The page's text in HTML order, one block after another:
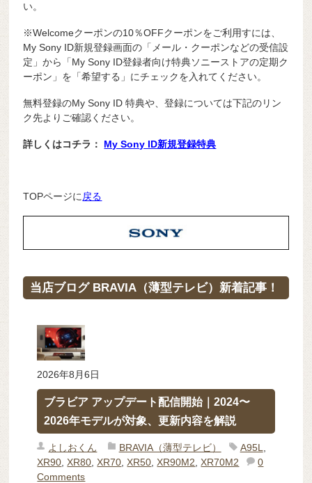
い。
※Welcomeクーポンの10％OFFクーポンをご利用すには、
My Sony ID新規登録画面の「メール・クーポンなどの受信設
定」から「My Sony ID登録者向け特典ソニーストアの定期ク
ーポン」を「希望する」にチェックを入れてください。
無料登録のMy Sony ID 特典や、登録については下記のリン
ク先よりご確認ください。
詳しくはコチラ： My Sony ID新規登録特典
TOPページに 戻る
当店ブログ BRAVIA（薄型テレビ）新着記事！
2026年8月6日
ブラビア アップデート配信開始｜2024〜
2026年モデルが対象、更新内容を解説
よしおくん BRAVIA（薄型テレビ） A95L
XR90 ,XR80 ,XR70 ,XR50 ,XR90M2 ,XR70M2
0
Comments